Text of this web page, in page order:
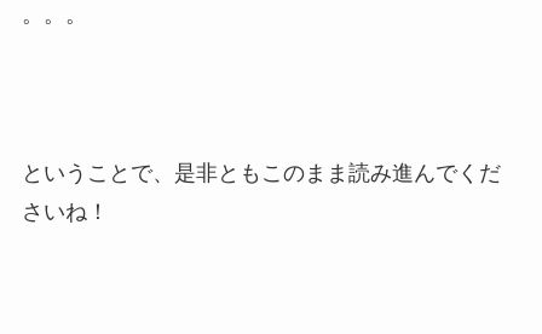
。。。
ということで、是非ともこのまま読み進んでくだ
さいね！